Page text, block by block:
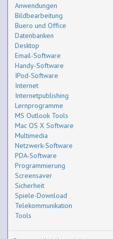
Anwendungen
Bildbearbeitung
Buero und Office
Datenbanken
Desktop
Email-Software
Handy-Software
IPod-Software
Internet
Internetpublishing
Lernprogramme
MS Outlook Tools
Mac OS X Software
Multimedia
Netzwerk-Software
PDA-Software
Programmierung
Screensaver
Sicherheit
Spiele-Download
Telekommunikation
Tools